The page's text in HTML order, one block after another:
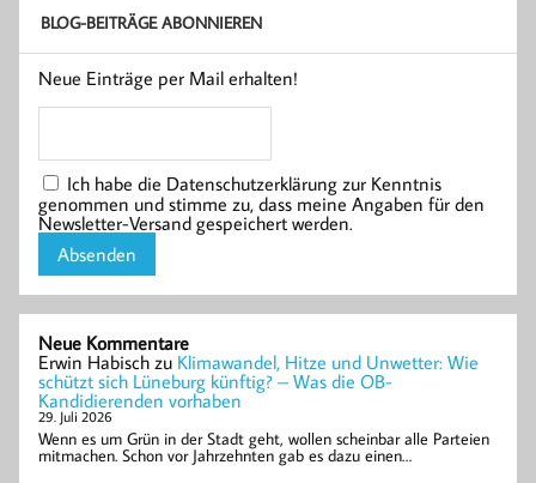
BLOG-BEITRÄGE ABONNIEREN
Neue Einträge per Mail erhalten!
Ich habe die Datenschutzerklärung zur Kenntnis
genommen und stimme zu, dass meine Angaben für den
Newsletter-Versand gespeichert werden.
Neue Kommentare
Erwin Habisch zu Klimawandel, Hitze und Unwetter: Wie
schützt sich Lüneburg künftig? – Was die OB-
Kandidierenden vorhaben
29. Juli 2026
Wenn es um Grün in der Stadt geht, wollen scheinbar alle Parteien
mitmachen. Schon vor Jahrzehnten gab es dazu einen…